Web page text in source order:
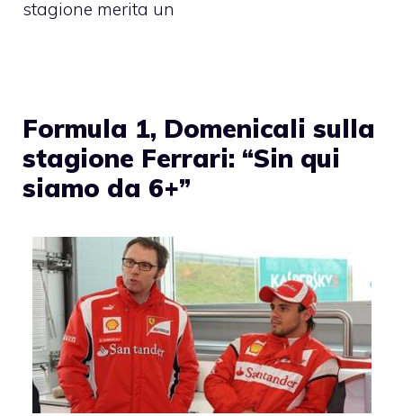
stagione merita un
Formula 1, Domenicali sulla
stagione Ferrari: “Sin qui
siamo da 6+”